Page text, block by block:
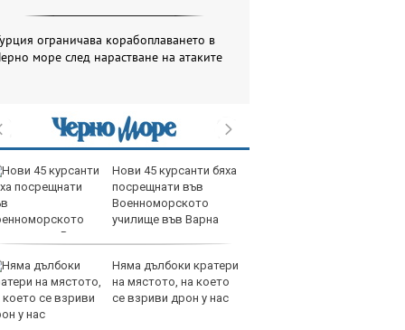
ограничава корабоплаването в
море след нарастване на атаките
продава, Тристаен
апартамент, 68 m2
Варна, Възраждане 3,
118900 EUR
продава, Четиристаен
апартамент, 86 m2
Варна, Цветен, 204900